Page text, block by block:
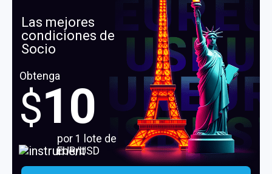
Las mejores
condiciones de
Socio
Obtenga
$10
por 1 lote de
EUR/USD